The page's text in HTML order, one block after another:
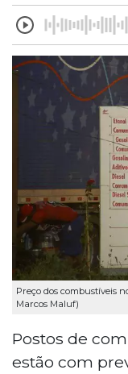
Preço dos combustíveis
Marcos Maluf)
Postos de
estão com